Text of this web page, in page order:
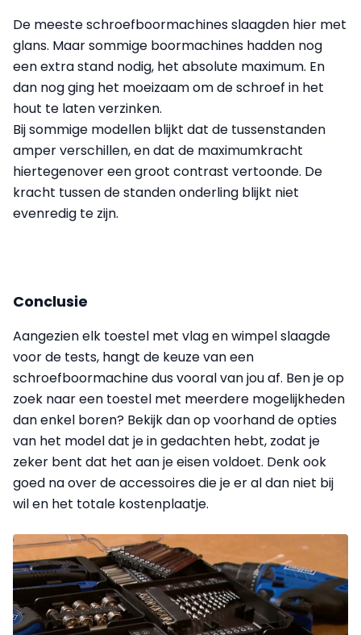
De meeste schroefboormachines slaagden hier met
glans. Maar sommige boormachines hadden nog
een extra stand nodig, het absolute maximum. En
dan nog ging het moeizaam om de schroef in het
hout te laten verzinken.
Bij sommige modellen blijkt dat de tussenstanden
amper verschillen, en dat de maximumkracht
hiertegenover een groot contrast vertoonde. De
kracht tussen de standen onderling blijkt niet
evenredig te zijn.
Conclusie
Aangezien elk toestel met vlag en wimpel slaagde
voor de tests, hangt de keuze van een
schroefboormachine dus vooral van jou af. Ben je op
zoek naar een toestel met meerdere mogelijkheden
dan enkel boren? Bekijk dan op voorhand de opties
van het model dat je in gedachten hebt, zodat je
zeker bent dat het aan je eisen voldoet. Denk ook
goed na over de accessoires die je er al dan niet bij
wil en het totale kostenplaatje.